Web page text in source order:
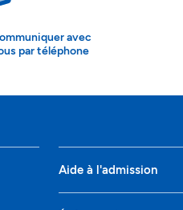
avec
par téléphone
Aide à l'admission